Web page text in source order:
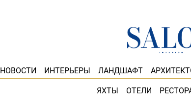
НОВОСТИ ИНТЕРЬЕРЫ ЛАНДШАФТ
ЯХТЫ ОТЕЛИ